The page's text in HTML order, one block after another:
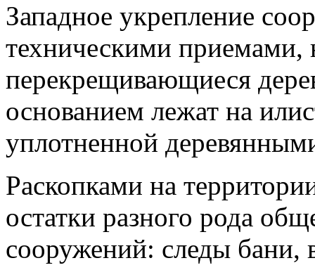
Западное укрепление
техническими приемами,
перекрещивающиеся
основанием лежат на
уплотненной
Раскопками на
остатки разного рода
сооружений: следы